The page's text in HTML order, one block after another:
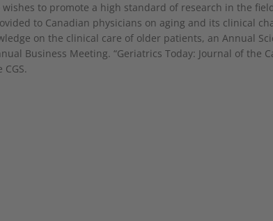
wishes to promote a high standard of research in the
to Canadian physicians on aging and its clinical
on the clinical care of older patients, an Annual
Business Meeting. “Geriatrics Today: Journal of the